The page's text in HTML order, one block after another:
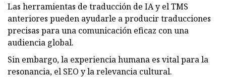
Las herramientas de traducción de IA y el TMS
anteriores pueden ayudarle a producir traducciones
precisas para una comunicación eficaz con una
audiencia global.
Sin embargo, la experiencia humana es vital para la
resonancia, el SEO y la relevancia cultural.